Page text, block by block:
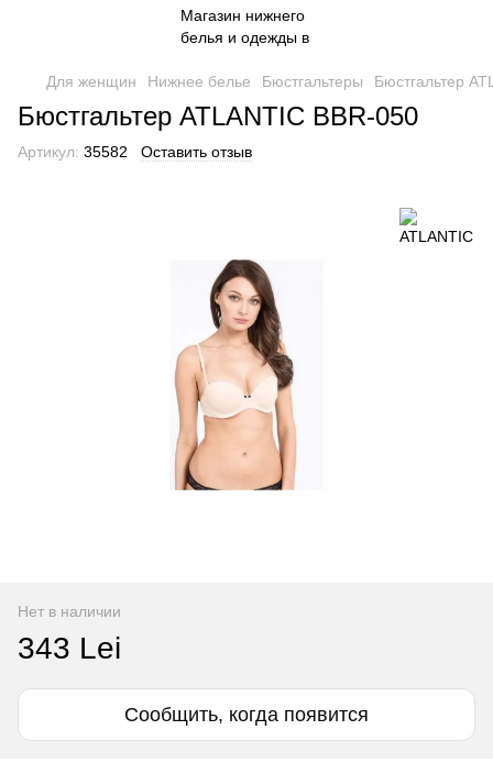
Для женщин Нижнее белье Бюстгальтеры Бюстгальтер
Бюстгальтер ATLANTIC BBR-050
Артикул: 35582 Оставить отзыв
Нет в наличии
343 Lei
Сообщить, когда появится